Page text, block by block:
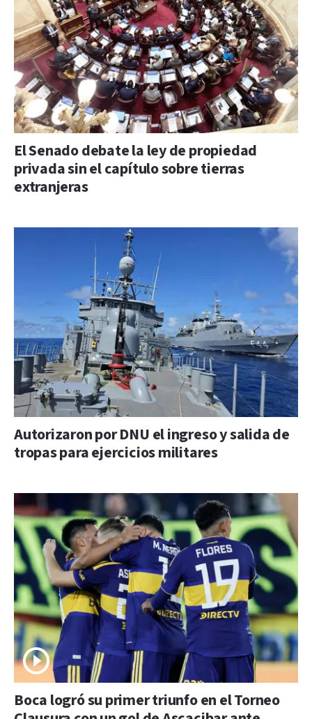
El Senado debate la ley de propiedad
privada sin el capítulo sobre tierras
extranjeras
Autorizaron por DNU el ingreso y salida de
tropas para ejercicios militares
Boca logró su primer triunfo en el Torneo